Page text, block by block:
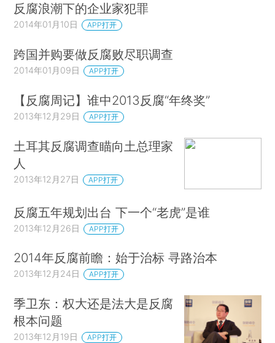
反腐浪潮下的企业家犯罪
2014年01月10日 APP打开
跨国并购要做反腐败尽职调查
2014年01月09日 APP打开
【反腐周记】谁中2013反腐“年终奖”
2013年12月29日 APP打开
土耳其反腐调查瞄向土总理家
人
2013年12月27日 APP打开
反腐五年规划出台 下一个“老虎”是谁
2013年12月26日 APP打开
2014年反腐前瞻：始于治标 寻路治本
2013年12月24日 APP打开
季卫东：权大还是法大是反腐
根本问题
2013年12月19日 APP打开